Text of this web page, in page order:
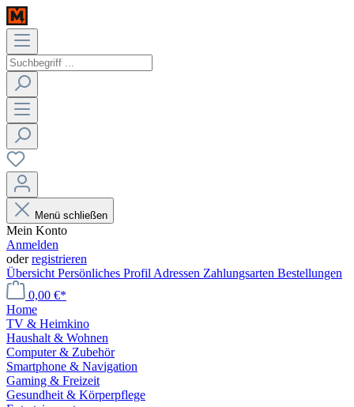
Menü schließen
Mein Konto
Anmelden
oderregistrieren
Übersicht Persönliches Profil Adressen Zahlungsarten Bestellungen
0,00 €*
Home
TV & Heimkino
Haushalt & Wohnen
Computer & Zubehör
Smartphone & Navigation
Gaming & Freizeit
Gesundheit & Körperpflege